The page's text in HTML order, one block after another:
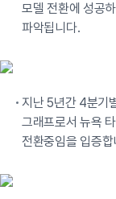
모델 전환에 성공
파악됩니다.
지난 5년간 4분기
그래프로서 뉴욕
전환중임을 입증합